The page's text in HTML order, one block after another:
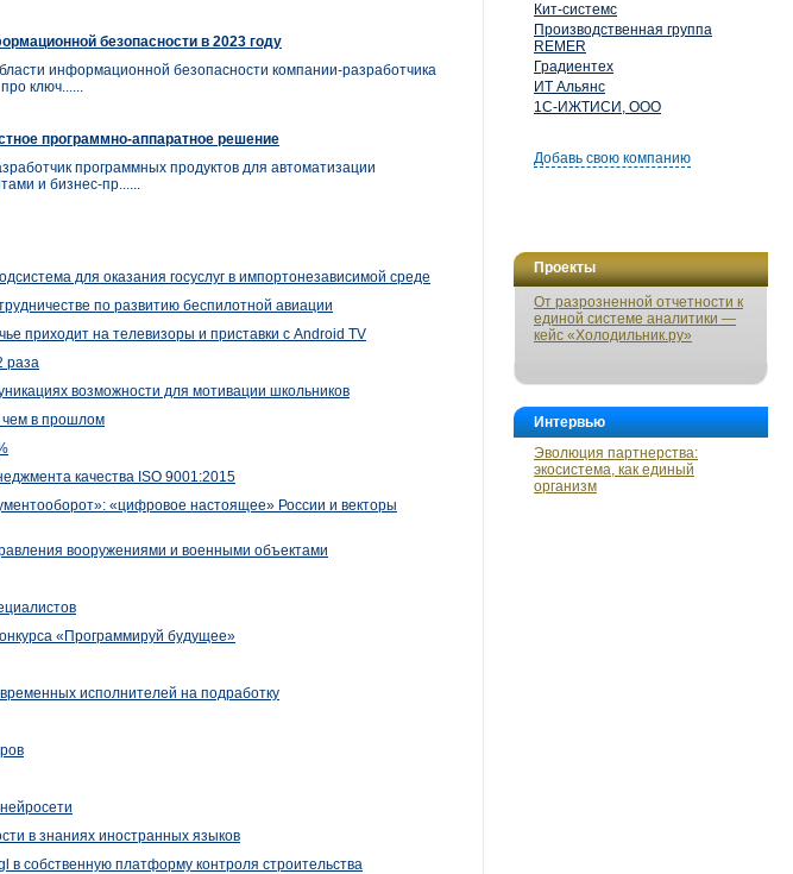
Кит-системс
Производственная группа
REMER
Градиентех
ИТ Альянс
1С-ИЖТИСИ, ООО
Добавь свою компанию
Проекты
От разрозненной отчетности к
единой системе аналитики —
кейс «Холодильник.ру»
Интервью
Эволюция партнерства:
экосистема, как единый
организм
безопасности в 2023 году
информационной безопасности компании-разработчика
ключ......
программно-аппаратное решение
программных продуктов для автоматизации
и бизнес-пр......
для оказания госуслуг в импортонезависимой среде
по развитию беспилотной авиации
приходит на телевизоры и приставки с Android TV
раза
возможности для мотивации школьников
чем в прошлом
качества ISO 9001:2015
«цифровое настоящее» России и векторы
вооружениями и военными объектами
«Программируй будущее»
исполнителей на подработку
в знаниях иностранных языков
в собственную платформу контроля строительства